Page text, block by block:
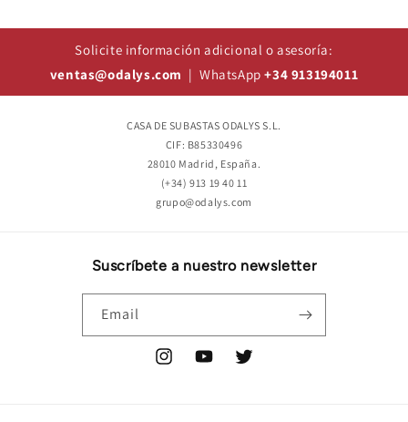
Solicite información adicional o asesoría:
ventas@odalys.com | WhatsApp+34 913194011
CASA DE SUBASTAS ODALYS S.L.
CIF: B85330496
28010 Madrid, España.
(+34) 913 19 40 11
grupo@odalys.com
Suscríbete a nuestro newsletter
Email
InstagramYouTubeTwitter